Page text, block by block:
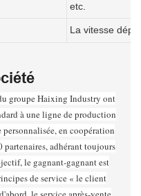
etc.
La vitesse
groupe Haixing Industry ont
à une ligne de production
en coopération
partenaires, adhérant toujours
le gagnant-gagnant est
de service « le client